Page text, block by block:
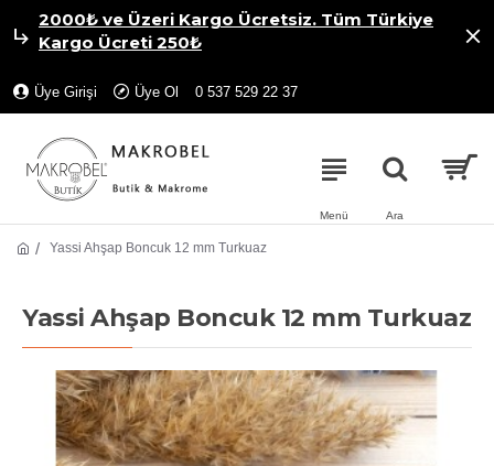
2000₺ ve Üzeri Kargo Ücretsiz. Tüm Türkiye
Kargo Ücreti 250₺
Üye Girişi Üye Ol 0 537 529 22 37
Yassi Ahşap Boncuk 12 mm Turkuaz
Yassi Ahşap Boncuk 12 mm Turkuaz